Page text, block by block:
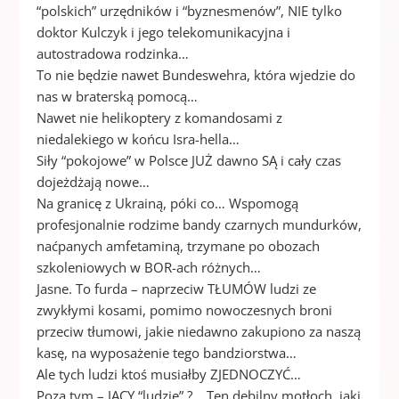
“polskich” urzędników i “byznesmenów”, NIE tylko
doktor Kulczyk i jego telekomunikacyjna i
autostradowa rodzinka…
To nie będzie nawet Bundeswehra, która wjedzie do
nas w braterską pomocą…
Nawet nie helikoptery z komandosami z
niedalekiego w końcu Isra-hella…
Siły “pokojowe” w Polsce JUŻ dawno SĄ i cały czas
dojeżdżają nowe…
Na granicę z Ukrainą, póki co… Wspomogą
profesjonalnie rodzime bandy czarnych mundurków,
naćpanych amfetaminą, trzymane po obozach
szkoleniowych w BOR-ach różnych…
Jasne. To furda – naprzeciw TŁUMÓW ludzi ze
zwykłymi kosami, pomimo nowoczesnych broni
przeciw tłumowi, jakie niedawno zakupiono za naszą
kasę, na wyposażenie tego bandziorstwa…
Ale tych ludzi ktoś musiałby ZJEDNOCZYĆ…